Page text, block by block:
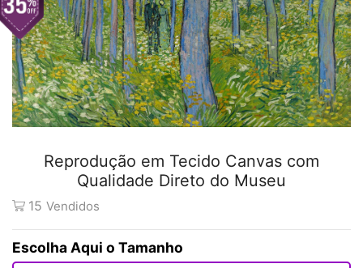
Reprodução em Tecido Canvas com
Qualidade Direto do Museu
15 Vendidos
Tamanho